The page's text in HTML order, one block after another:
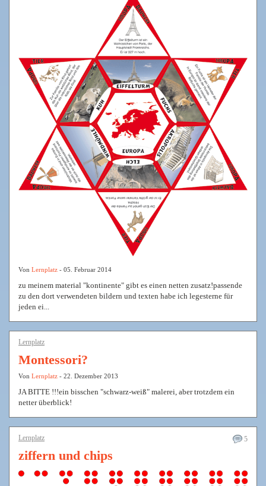
Von Lernplatz - 05. Februar 2014
zu meinem material "kontinente" gibt es einen netten zusatz!passende
zu den dort verwendeten bildern und texten habe ich legesterne für
jeden ei...
Lernplatz
Montessori?
Von Lernplatz - 22. Dezember 2013
JA BITTE !!!ein bisschen "schwarz-weiß" malerei, aber trotzdem ein
netter überblick!
5
Lernplatz
ziffern und chips